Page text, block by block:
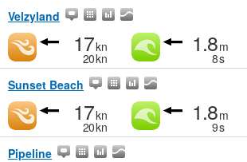
Velzyland
17kn
20kn
1.8m
8s
Sunset Beach
17kn
20kn
1.8m
9s
Pipeline